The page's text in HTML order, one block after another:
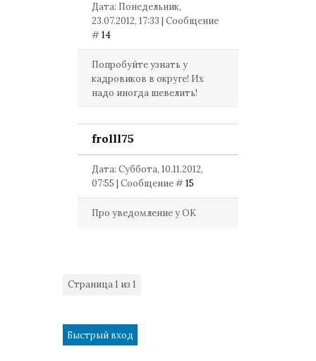
Дата: Понедельник,
23.07.2012, 17:33 | Сообщение
#14
Попробуйте узнать у
кадровиков в округе! Их
надо иногда шевелить!
frolll75
Дата: Суббота, 10.11.2012,
07:55 | Сообщение #15
Про уведомление у ОК
Страница1 из 1